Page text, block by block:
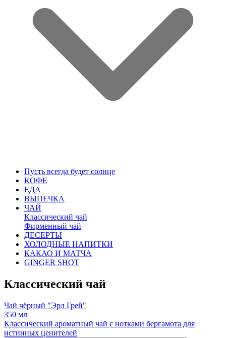
Пусть всегда будет солнце
КОФЕ
ЕДА
ВЫПЕЧКА
ЧАЙ
Классический чай
Фирменный чай
ДЕСЕРТЫ
ХОЛОДНЫЕ НАПИТКИ
КАКАО И МАТЧА
GINGER SHOT
Классический чай
Чай чёрный "Эрл Грей"
350 мл
Классический ароматный чай с нотками бергамота для
истинных ценителей